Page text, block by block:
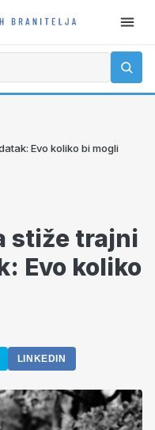
Evo koliko bi mogli
stiže trajni
Evo koliko
LINKEDIN